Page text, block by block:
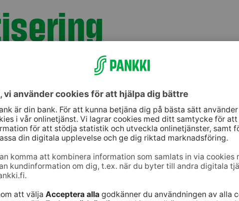
stark elektronisk autentisering som ingår i
genom att ingå ett ömsesidigt avtal med oss.
nedan och skicka det per e-post tille-palvelut@s-
(PDF) (på finska)
övriga